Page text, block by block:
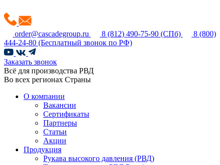
order@cascadegroup.ru 8 (812) 490-75-90 (СПб)
8 (800)
444-24-80 (Бесплатный звонок по РФ)
Заказать звонок
Всё для производства РВД
Во всех регионах Страны
О компании
Вакансии
Сертификаты
Партнеры
Статьи
Акции
Продукция
Рукава высокого давления (РВД)